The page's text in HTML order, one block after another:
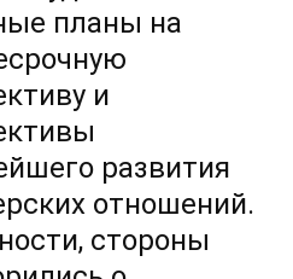
планы на
и
развития
отношений.
стороны